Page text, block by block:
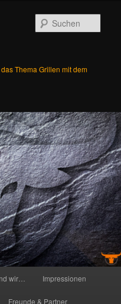
Thema Grillen mit dem
wir… Impressionen
Freunde & Partner